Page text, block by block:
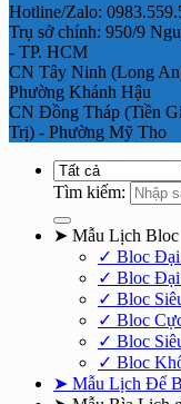
Hotline/Zalo:
Trụ sở chính: 950/9
- TP. HCM
CN Tây Ninh (Long
Phường Khánh Hậu
CN Đồng Tháp (Tiền
Trị) - Phường Mỹ Tho
Tìm kiếm:
➤ Mẫu Lịch Bloc
✓ Bloc Đại
✓ Bloc Đại
✓ Bloc
✓ Bloc
✓ Bloc
✓ Bloc
➤ Mẫu Lịch Để